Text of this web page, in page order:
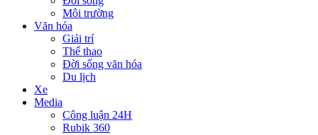
Môi trường
Văn hóa
Giải trí
Thể thao
Đời sống văn hóa
Du lịch
Xe
Media
Công luận 24H
Rubik 360